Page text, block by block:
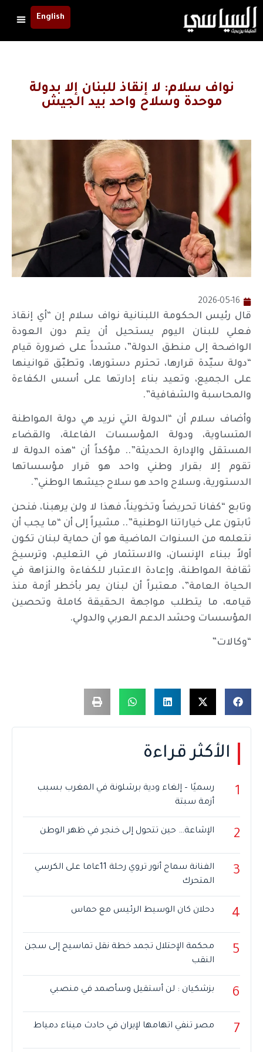
English
نواف سلام: لا إنقاذ للبنان إلا بدولة
موحدة وسلاح واحد بيد الجيش
2026-05-16
قال رئيس الحكومة اللبنانية نواف سلام إن “أي إنقاذ
فعلي للبنان اليوم يستحيل أن يتم دون العودة
الواضحة إلى منطق الدولة”، مشدداً على ضرورة قيام
“دولة سيّدة قرارها، تحترم دستورها، وتطبّق قوانينها
على الجميع، وتعيد بناء إدارتها على أسس الكفاءة
والمحاسبة والشفافية”.
وأضاف سلام أن “الدولة التي نريد هي دولة المواطنة
المتساوية، ودولة المؤسسات الفاعلة، والقضاء
المستقل والإدارة الحديثة”.. مؤكداً أن “هذه الدولة لا
تقوم إلا بقرار وطني واحد هو قرار مؤسساتها
الدستورية، وسلاح واحد هو سلاح جيشها الوطني”.
وتابع “كفانا تحريضاً وتخويناً، فهذا لا ولن يرهبنا، فنحن
ثابتون على خياراتنا الوطنية”.. مشيراً إلى أن “ما يجب أن
نتعلمه من السنوات الماضية هو أن حماية لبنان تكون
أولاً ببناء الإنسان، والاستثمار في التعليم، وترسيخ
ثقافة المواطنة، وإعادة الاعتبار للكفاءة والنزاهة في
الحياة العامة”، معتبراً أن لبنان يمر بأخطر أزمة منذ
قيامه، ما يتطلب مواجهة الحقيقة كاملة وتحصين
المؤسسات وحشد الدعم العربي والدولي.
“وكالات”
الأكثر قراءة
1
رسميًا – إلغاء ودية برشلونة في المغرب بسبب
أزمة سبتة
2 الإشاعة… حين تتحول إلى خنجر في ظهر الوطن
3
الفنانة سماح أنور تروي رحلة 11عاما على الكرسي
المتحرك
4 دحلان كان الوسيط الرئيس مع حماس
5
محكمة الإحتلال تجمد خطة نقل تماسيح إلى سجن
النقب
6 بزشكيان : لن أستقيل وسأصمد في منصبي
7 مصر تنفي اتهامها لإيران في حادث ميناء دمياط